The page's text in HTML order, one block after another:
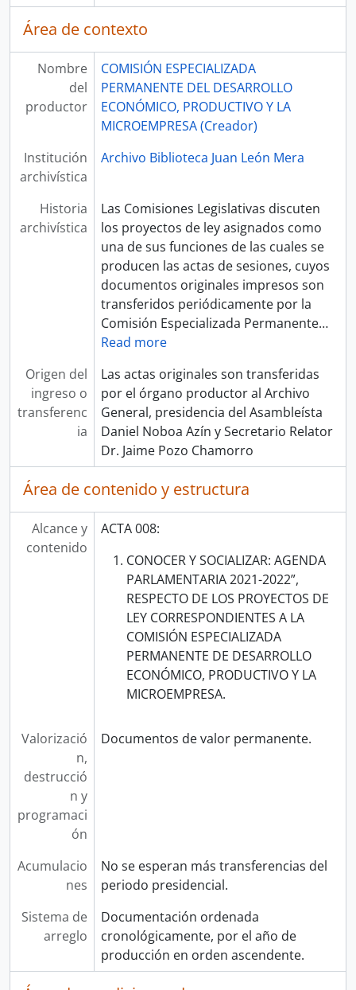
Área de contexto
Nombre
del
productor
COMISIÓN ESPECIALIZADA
PERMANENTE DEL DESARROLLO
ECONÓMICO, PRODUCTIVO Y LA
MICROEMPRESA (Creador)
Institución
archivística
Archivo Biblioteca Juan León Mera
Historia
archivística
Las Comisiones Legislativas discuten
los proyectos de ley asignados como
una de sus funciones de las cuales se
producen las actas de sesiones, cuyos
documentos originales impresos son
transferidos periódicamente por la
Comisión Especializada Permanente…
Read more
Origen del
ingreso o
transferenc
ia
Las actas originales son transferidas
por el órgano productor al Archivo
General, presidencia del Asambleísta
Daniel Noboa Azín y Secretario Relator
Dr. Jaime Pozo Chamorro
Área de contenido y estructura
Alcance y
contenido
ACTA 008:
CONOCER Y SOCIALIZAR: AGENDA
PARLAMENTARIA 2021-2022”,
RESPECTO DE LOS PROYECTOS DE
LEY CORRESPONDIENTES A LA
COMISIÓN ESPECIALIZADA
PERMANENTE DE DESARROLLO
ECONÓMICO, PRODUCTIVO Y LA
MICROEMPRESA.
Valorizació
n,
destrucció
n y
programaci
ón
Documentos de valor permanente.
Acumulacio
nes
No se esperan más transferencias del
periodo presidencial.
Sistema de
arreglo
Documentación ordenada
cronológicamente, por el año de
producción en orden ascendente.